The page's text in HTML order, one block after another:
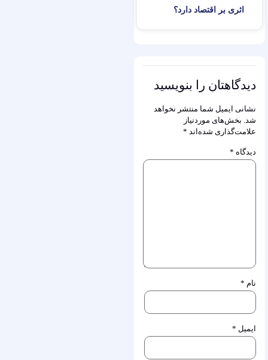
اثری بر اقتصاد دارد؟
دیدگاهتان را بنویسید
نشانی ایمیل شما منتشر نخواهد
شد. بخش‌های موردنیاز
علامت‌گذاری شده‌اند *
دیدگاه *
نام *
ایمیل *